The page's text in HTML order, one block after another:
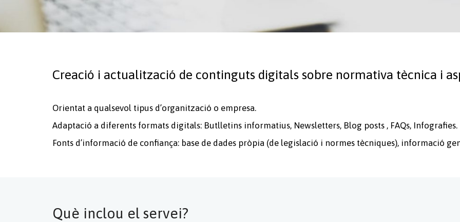
Creació i actualització de continguts digitals sobre normativa tècnica i
Orientat a qualsevol tipus d’organització o empresa.
Adaptació a diferents formats digitals: Butlletins informatius, Newsletters, Blog posts , FAQs, Infografies.
Fonts d’informació de confiança: base de dades pròpia (de legislació i normes tècniques), informació
Què inclou el servei?